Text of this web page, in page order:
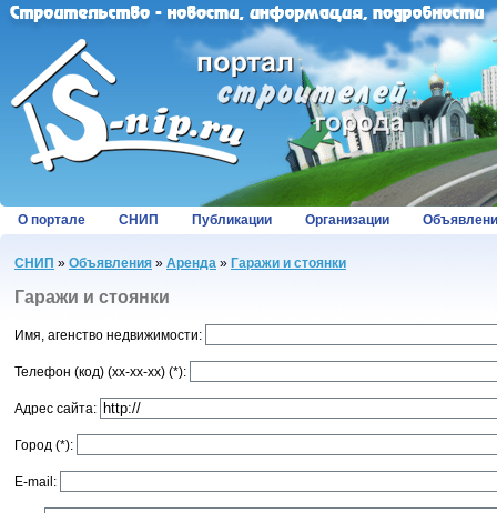
О портале СНИП Публикации Организации
СНИП » Объявления » Аренда » Гаражи и стоянки
Гаражи и стоянки
Имя, агенство недвижимости:
Телефон (код) (хх-хх-хх) (*):
Адрес сайта:
Город (*):
E-mail: